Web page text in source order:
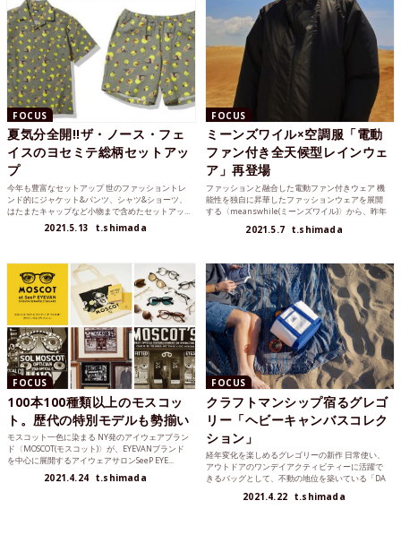
FOCUS
夏気分全開!!ザ・ノース・フェ
イスのヨセミテ総柄セットアッ
プ
今年も豊富なセットアップ 世のファッショントレ
ンド的にジャケット&パンツ、シャツ&ショーツ、
はたまたキャップなど小物まで含めたセットアッ...
2021.5.13 t.shimada
FOCUS
ミーンズワイル×空調服「電動
ファン付き全天候型レインウェ
ア」再登場
ファッションと融合した電動ファン付きウェア 機
能性を独自に昇華したファッションウェアを展開
する〈meanswhile(ミーンズワイル)〉から、昨年
2021.5.7 t.shimada
FOCUS
100本100種類以上のモスコッ
ト。歴代の特別モデルも勢揃い
モスコット一色に染まる NY発のアイウェアブラン
ド〈MOSCOT(モスコット)〉が、EYEVANブランド
を中心に展開するアイウェアサロンSeeP EYE...
2021.4.24 t.shimada
FOCUS
クラフトマンシップ宿るグレゴ
リー「ヘビーキャンバスコレク
ション」
経年変化を楽しめるグレゴリーの新作 日常使い、
アウトドアのワンデイアクティビティーに活躍で
きるバッグとして、不動の地位を築いている「DA
2021.4.22 t.shimada